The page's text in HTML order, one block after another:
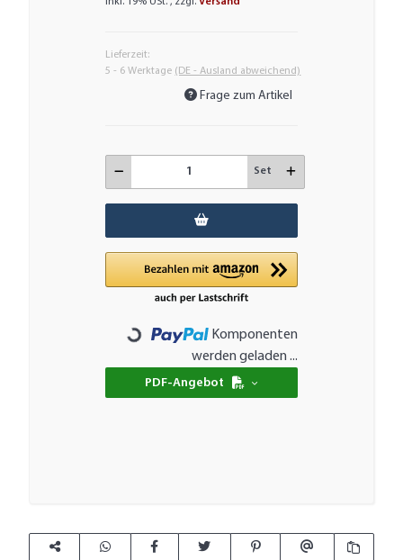
Lieferzeit:
5 - 6 Werktage (DE - Ausland abweichend)
Frage zum Artikel
Set
Loading...
Komponenten
werden geladen ...
PDF-Angebot